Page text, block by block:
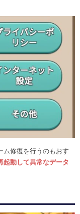
ム修復を行うのもおす
起動して異常なデータ